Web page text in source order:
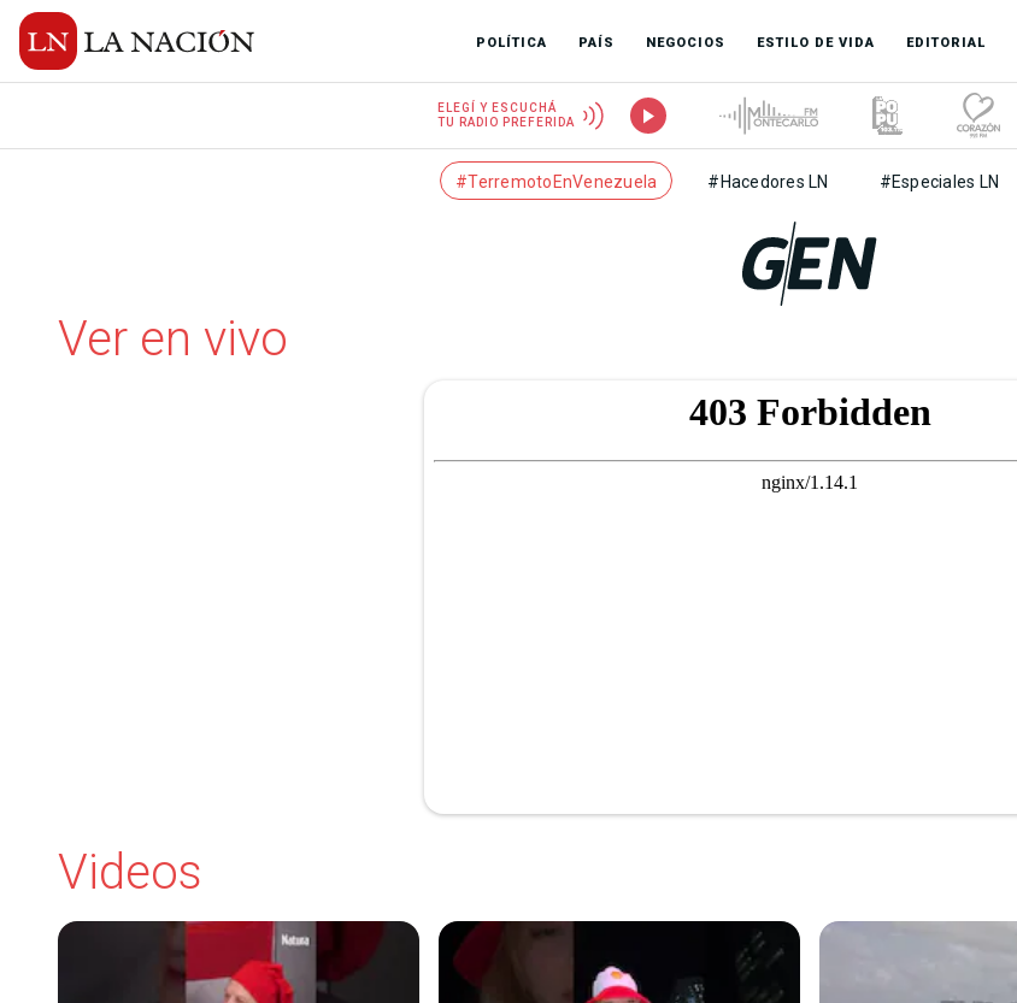
POLÍTICA PAÍS NEGOCIOS ESTILO DE VIDA EDITORIAL
ELEGÍ Y ESCUCHÁ
TU RADIO PREFERIDA
#TerremotoEnVenezuela #Hacedores LN #Especiales LN
Ver en vivo
Videos